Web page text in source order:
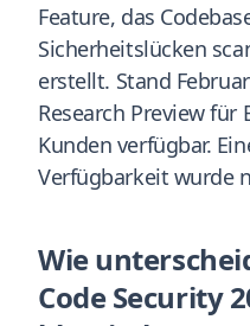
Feature, das
Sicherheitslücken
erstellt. Stand
Research Preview für
Kunden verfügbar.
Verfügbarkeit wurde
Wie
Code Security